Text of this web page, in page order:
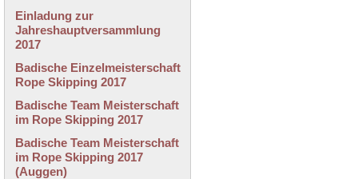
Einladung zur
Jahreshauptversammlung
2017
Badische Einzelmeisterschaft
Rope Skipping 2017
Badische Team Meisterschaft
im Rope Skipping 2017
Badische Team Meisterschaft
im Rope Skipping 2017
(Auggen)